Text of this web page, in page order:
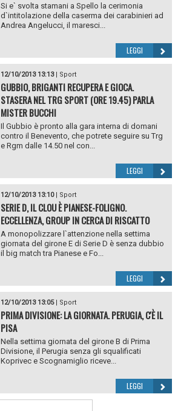
Si e` svolta stamani a Spello la cerimonia
d`intitolazione della caserma dei carabinieri ad
Andrea Angelucci, il maresci...
LEGGI
12/10/2013 13:13| Sport
GUBBIO, BRIGANTI RECUPERA E GIOCA.
STASERA NEL TRG SPORT (ORE 19.45) PARLA
MISTER BUCCHI
Il Gubbio è pronto alla gara interna di domani
contro il Benevento, che potrete seguire su Trg
e Rgm dalle 14.50 nel con...
LEGGI
12/10/2013 13:10| Sport
SERIE D, IL CLOU È PIANESE-FOLIGNO.
ECCELLENZA, GROUP IN CERCA DI RISCATTO
A monopolizzare l`attenzione nella settima
giornata del girone E di Serie D è senza dubbio
il big match tra Pianese e Fo...
LEGGI
12/10/2013 13:05| Sport
PRIMA DIVISIONE: LA GIORNATA. PERUGIA, C'È IL
PISA
Nella settima giornata del girone B di Prima
Divisione, il Perugia senza gli squalificati
Koprivec e Scognamiglio riceve...
LEGGI